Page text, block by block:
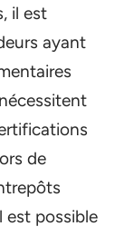
il est
ayant
de
est possible